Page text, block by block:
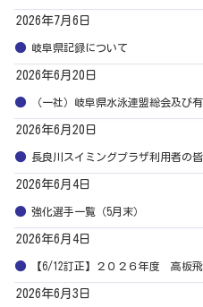
2026年7月6日
岐阜県記録について
2026年6月20日
（一社）岐阜県水泳連盟総会及び
2026年6月20日
長良川スイミングプラザ利用者の
2026年6月4日
強化選手一覧（5月末）
2026年6月4日
【6/12訂正】２０２６年度 高板
2026年6月3日